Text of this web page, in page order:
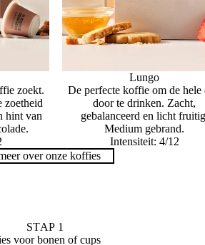
zoekt.
zoetheid
hint van
Lungo
De perfecte koffie om de hele
door te drinken. Zacht,
gebalanceerd en licht
Medium gebrand.
Intensiteit: 4/12
over onze koffies
STAP 1
voor bonen of cups